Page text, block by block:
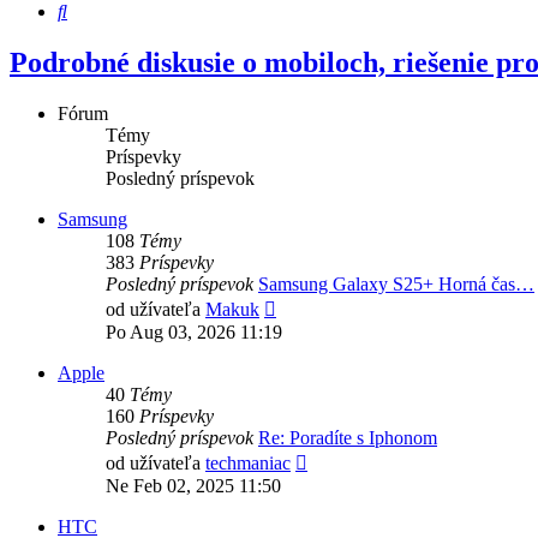
Hľadať
Podrobné diskusie o mobiloch, riešenie
Fórum
Témy
Príspevky
Posledný príspevok
Samsung
108 Témy
383 Príspevky
Posledný príspevok Samsung Galaxy S25+ Horná čas…
od užívateľa Makuk
posledný
Po Aug 03, 2026 11:19
Apple
40 Témy
160 Príspevky
Posledný príspevok Re: Poradíte s Iphonom
od užívateľa techmaniac
Ne Feb 02, 2025 11:50
HTC